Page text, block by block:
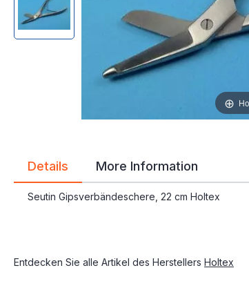
Details
Seutin Gipsverbändeschere, 22 cm Holtex
More Information
Entdecken Sie alle Artikel des Herstellers Holtex